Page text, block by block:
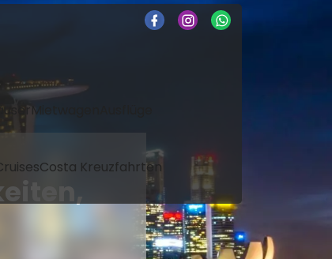
Mietwagen
Costa Kreuzfahrten